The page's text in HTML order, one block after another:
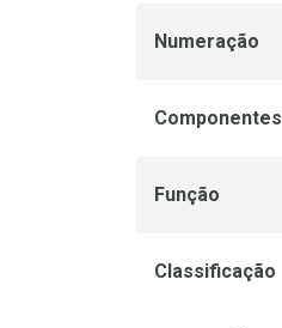
Numeração
Componentes
Função
Classificação